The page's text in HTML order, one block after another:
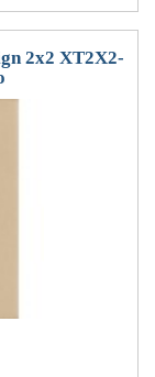
2x2 XT2X2-